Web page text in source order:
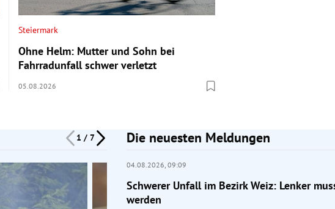
Steiermark
Ohne Helm: Mutter und Sohn bei
Fahrradunfall schwer verletzt
05.08.2026
1 / 7 Die neuesten Meldungen
04.08.2026, 09:09
Schwerer Unfall im Bezirk Weiz: Lenker
werden